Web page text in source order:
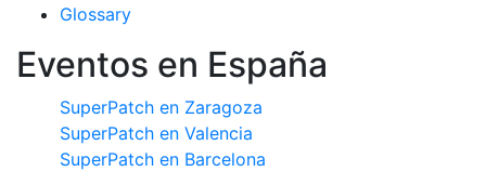
Glossary
Eventos en España
SuperPatch en Zaragoza
SuperPatch en Valencia
SuperPatch en Barcelona